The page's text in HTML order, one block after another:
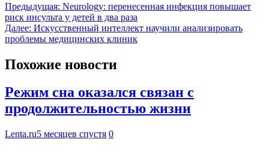
Предыдущая: Neurology: перенесенная инфекция повышает
риск инсульта у детей в два раза
Далее: Искусственный интеллект научили анализировать
проблемы медицинских клиник
Похожие новости
Режим сна оказался связан с
продолжительностью жизни
Lenta.ru5 месяцев спустя 0